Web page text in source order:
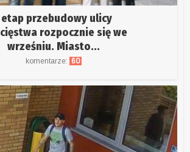
etap przebudowy ulicy
rozpocznie się we
wrześniu. Miasto...
komentarze: 60